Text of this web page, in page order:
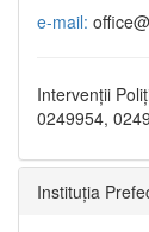
e-mail:
Intervenții
0249954,
Instituția